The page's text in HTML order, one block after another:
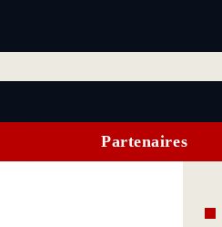
Partenaires